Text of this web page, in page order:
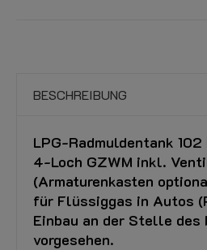
BESCHREIBUNG
LPG-Radmuldentank
4-Loch GZWM inkl.
(Armaturenkasten
für Flüssiggas in Autos
Einbau an der Stelle des
vorgesehen.